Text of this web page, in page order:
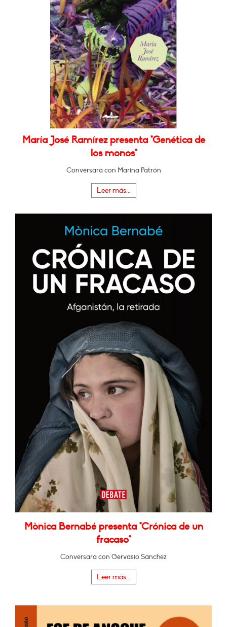
María José Ramírez presenta "Genética de
los monos"
Conversará con Marina Patrón
Leer más...
Mònica Bernabé presenta "Crónica de un
fracaso"
Conversará con Gervasio Sánchez
Leer más...